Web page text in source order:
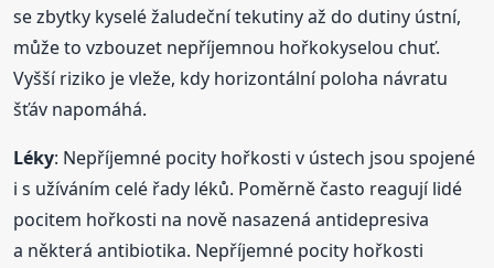
se zbytky kyselé žaludeční tekutiny až do dutiny ústní,
může to vzbouzet nepříjemnou hořkokyselou chuť.
Vyšší riziko je vleže, kdy horizontální poloha návratu
šťáv napomáhá.
Léky: Nepříjemné pocity hořkosti v ústech jsou spojené
i s užíváním celé řady léků. Poměrně často reagují lidé
pocitem hořkosti na nově nasazená antidepresiva
a některá antibiotika. Nepříjemné pocity hořkosti